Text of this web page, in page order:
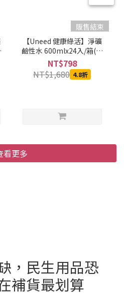
販售結束
【Uneed 健康綠活】淨礦
鹼性水 600mlx24入/箱(兩
箱)
NT$798
NT$1,680 4.8折
看更多
，民生用品恐
補貨最划算